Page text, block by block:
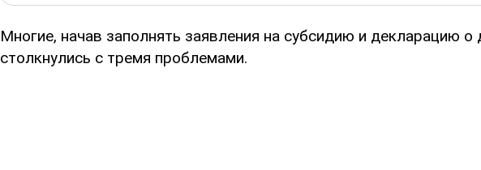
Многие, начав заполнять заявления на субсидию и декларацию о
столкнулись с тремя проблемами.